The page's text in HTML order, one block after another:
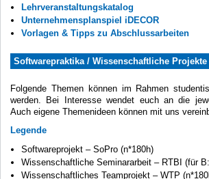
Lehrveranstaltungskatalog
Unternehmensplanspiel iDECOR
Vorlagen & Tipps zu Abschlussarbeiten
Softwarepraktika / Wissenschaftliche
Folgende Themen können im Rahmen
werden. Bei Interesse wendet euch an die
Auch eigene Themenideen können mit uns
Legende
Softwareprojekt – SoPro (n*180h)
Wissenschaftliche Seminararbeit – RTBI (für
Wissenschaftliches Teamprojekt – WTP